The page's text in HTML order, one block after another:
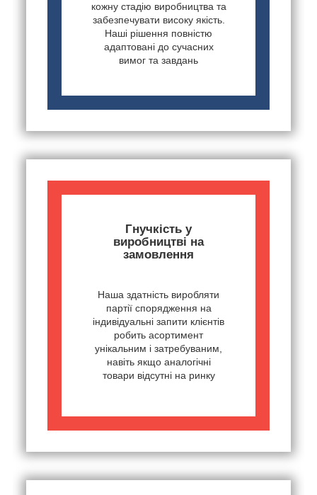
кожну стадію виробництва та
забезпечувати високу якість.
Наші рішення повністю
адаптовані до сучасних
вимог та завдань
Гнучкість у
виробництві на
замовлення
Наша здатність виробляти
партії спорядження на
індивідуальні запити клієнтів
робить асортимент
унікальним і затребуваним,
навіть якщо аналогічні
товари відсутні на ринку